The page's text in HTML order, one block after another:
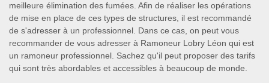
meilleure élimination des fumées. Afin de réaliser les opérations
de mise en place de ces types de structures, il est recommandé
de s'adresser à un professionnel. Dans ce cas, on peut vous
recommander de vous adresser à Ramoneur Lobry Léon qui est
un ramoneur professionnel. Sachez qu'il peut proposer des tarifs
qui sont très abordables et accessibles à beaucoup de monde.